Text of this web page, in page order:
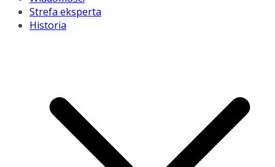
Strefa eksperta
Historia